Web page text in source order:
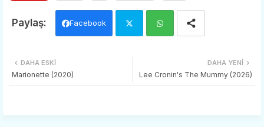
Facebook
ats
DAHA YENI
Lee Cronin's The Mummy (2026)
DAHA ESKI
Marionette (2020)